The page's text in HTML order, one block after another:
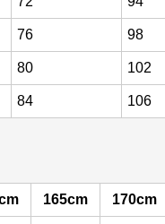
76 98
80 102
84 106
165cm 170cm